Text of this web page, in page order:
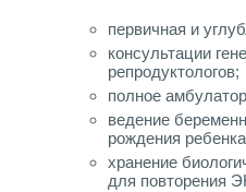
первичная и
консультации
репродуктологов;
полное
ведение
рождения
хранение
для повторения